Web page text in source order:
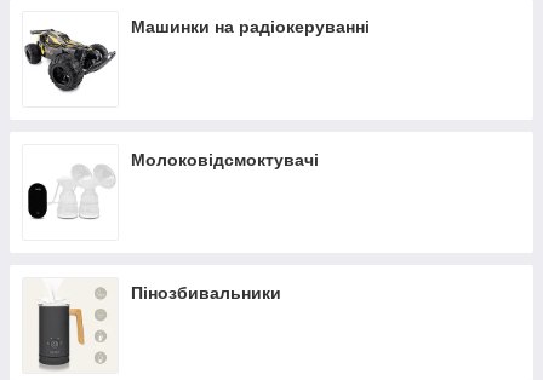
Машинки на радіокеруванні
Молоковідсмоктувачі
Пінозбивальники